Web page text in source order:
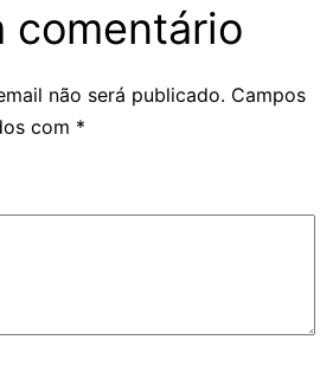
comentário
não será publicado. Campos
com *